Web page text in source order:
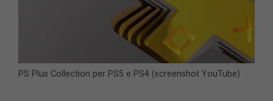
PS Plus Collection per PS5 e PS4 (screenshot YouTube)